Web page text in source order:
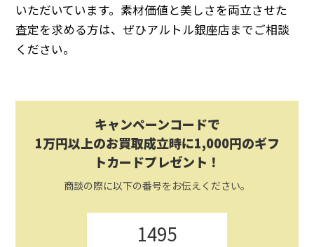
いただいています。素材価値と美しさを両立させた
査定を求める方は、ぜひアルトル銀座店までご相談
ください。
キャンペーンコードで
1万円以上のお買取成立時に1,000円のギフ
トカードプレゼント！
商談の際に以下の番号をお伝えください。
1495